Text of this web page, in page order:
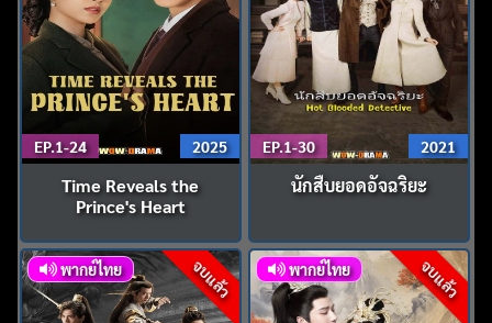
EP.1-24 2025
Time Reveals the
Prince's Heart
EP.1-30 2021
นักสืบยอดอัจฉริยะ
จบแล้ว
พากย์ไทย จบแล้ว
พากย์ไทย